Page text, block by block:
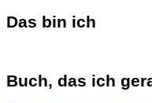
Das bin ich
Buch, das ich